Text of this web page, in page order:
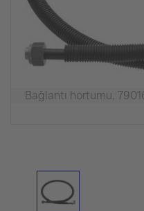
Bağlantı hortumu,